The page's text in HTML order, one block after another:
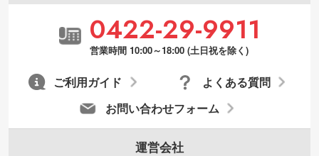
0422-29-9911
営業時間 10:00～18:00 (土日祝を除く)
お問い合わせフォーム
よくある質問
ご利用ガイド
運営会社